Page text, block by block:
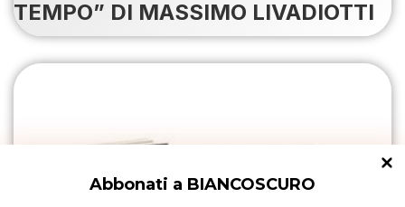
TEMPO” DI MASSIMO LIVADIOTTI
Abbonati a BIANCOSCURO